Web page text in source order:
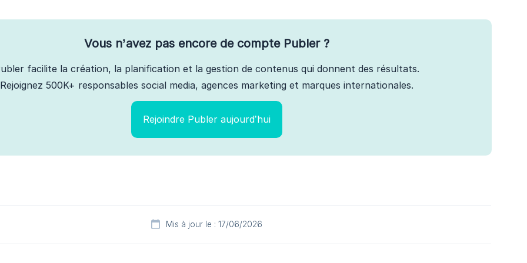
Vous n’avez pas encore de compte Publer ?
facilite la création, la planification et la gestion de contenus qui donnent des résultats.
Rejoignez 500K+ responsables social media, agences marketing et marques internationales.
Rejoindre Publer aujourd’hui
Mis à jour le : 17/06/2026